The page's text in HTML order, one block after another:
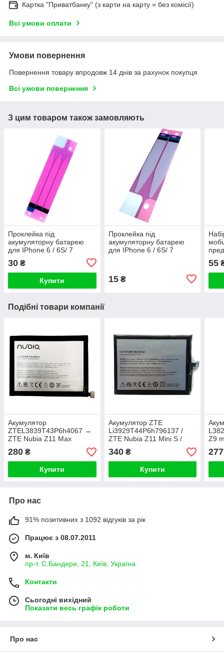
Картка "Приватбанку" (з карти на карту = без комісії)
Всі умови оплати
Умови повернення
Повернення товару впродовж 14 днів за рахунок покупця
Всі умови повернення
З цим товаром також замовляють
Проклейка під
акумуляторну батарею
для IPhone 6 / 6S/ 7
30 ₴
Купити
Проклейка під
акумуляторну батарею
для IPhone 6 / 6S/ 7
15₴
55
Подібні товари компанії
Акумулятор
ZTEL3839T43P6h4067 →
ZTE Nubia Z11 Max
280 ₴
Купити
Акумулятор ZTE
Li3929T44P6h796137 /
ZTE Nubia Z11 Mini S /
ZTE Nubia Z17 mini
340₴
Купити
Z9
277
Про нас
91% позитивних з 1092 відгуків за рік
Працює з 08.07.2011
м. Київ
пр-т. С.Бандери, 21, Київ, Україна
Контакти
Сьогодні вихідний
Показати весь графік роботи
Про нас